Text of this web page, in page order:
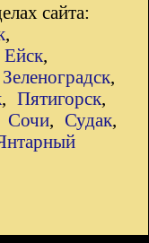
сайта:
,
Ейск,
Зеленоградск,
, Пятигорск,
Сочи, Судак,